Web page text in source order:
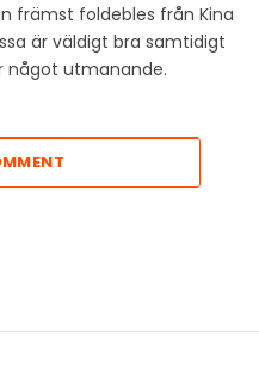
främst foldebles från Kina
är väldigt bra samtidigt
något utmanande.